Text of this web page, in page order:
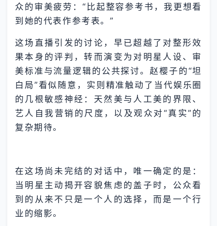
众的审美疲劳：“比起整容参考书，我更想看
到她的代表作参考表。”
这场直播引发的讨论，早已超越了对整形效
果本身的评判，转而演变为对明星人设、审
美标准与流量逻辑的公共探讨。赵樱子的“坦
白局”看似随意，实则精准触动了当代娱乐圈
的几根敏感神经：天然美与人工美的界限、
艺人自我营销的尺度，以及观众对“真实”的
复杂期待。
在这场尚未完结的对话中，唯一确定的是：
当明星主动揭开容貌焦虑的盖子时，公众看
到的从来不只是一个人的选择，而是一个行
业的缩影。